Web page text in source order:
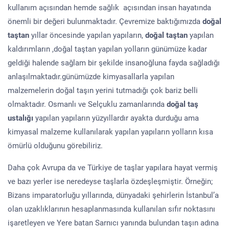
kullanım açısından hemde sağlık açısından insan hayatında
önemli bir değeri bulunmaktadır. Çevremize baktığımızda doğal
taştan yıllar öncesinde yapılan yapıların, doğal taştan yapılan
kaldırımların ,doğal taştan yapılan yolların günümüze kadar
geldiği halende sağlam bir şekilde insanoğluna fayda sağladığı
anlaşılmaktadır.günümüzde kimyasallarla yapılan
malzemelerin doğal taşın yerini tutmadığı çok bariz belli
olmaktadır. Osmanlı ve Selçuklu zamanlarında doğal taş
ustalığı yapılan yapıların yüzyıllardır ayakta durduğu ama
kimyasal malzeme kullanılarak yapılan yapıların yolların kısa
ömürlü olduğunu görebiliriz.
Daha çok Avrupa da ve Türkiye de taşlar yapılara hayat vermiş
ve bazı yerler ise neredeyse taşlarla özdeşleşmiştir. Örneğin;
Bizans imparatorluğu yıllarında, dünyadaki şehirlerin İstanbul’a
olan uzaklıklarının hesaplanmasında kullanılan sıfır noktasını
işaretleyen ve Yere batan Sarnıcı yanında bulundan taşın adına